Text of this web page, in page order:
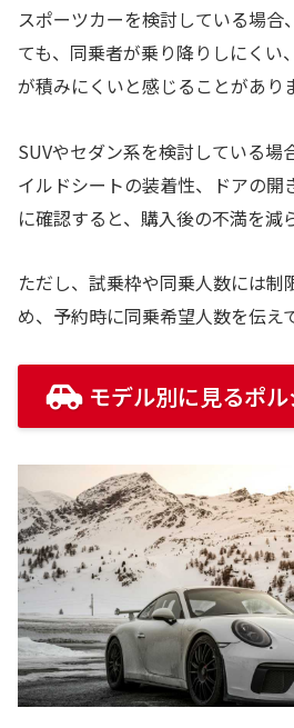
スポーツカーを検討している場合
ても、同乗者が乗り降りしにくい
が積みにくいと感じることがあり
SUVやセダン系を検討している場
イルドシートの装着性、ドアの開
に確認すると、購入後の不満を減
ただし、試乗枠や同乗人数には制
め、予約時に同乗希望人数を伝え
モデル別に見るポ